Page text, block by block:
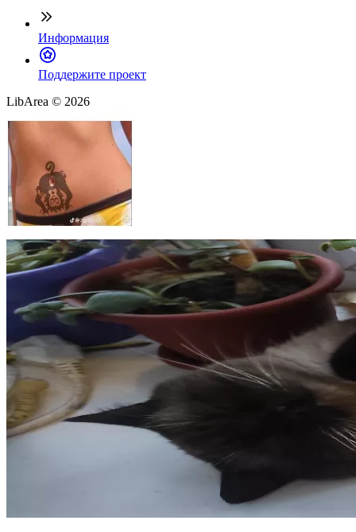
Информация
Поддержите проект
LibArea © 2026